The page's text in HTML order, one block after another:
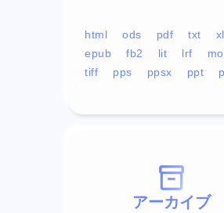
html ods pdf txt
epub
fb2 lit lrf
tiff
pps ppsx ppt
アーカイブ